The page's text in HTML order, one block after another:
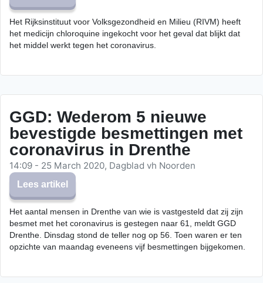
Het Rijksinstituut voor Volksgezondheid en Milieu (RIVM) heeft
het medicijn chloroquine ingekocht voor het geval dat blijkt dat
het middel werkt tegen het coronavirus.
GGD: Wederom 5 nieuwe
bevestigde besmettingen met
coronavirus in Drenthe
14:09 - 25 March 2020, Dagblad vh Noorden
Lees artikel
Het aantal mensen in Drenthe van wie is vastgesteld dat zij zijn
besmet met het coronavirus is gestegen naar 61, meldt GGD
Drenthe. Dinsdag stond de teller nog op 56. Toen waren er ten
opzichte van maandag eveneens vijf besmettingen bijgekomen.